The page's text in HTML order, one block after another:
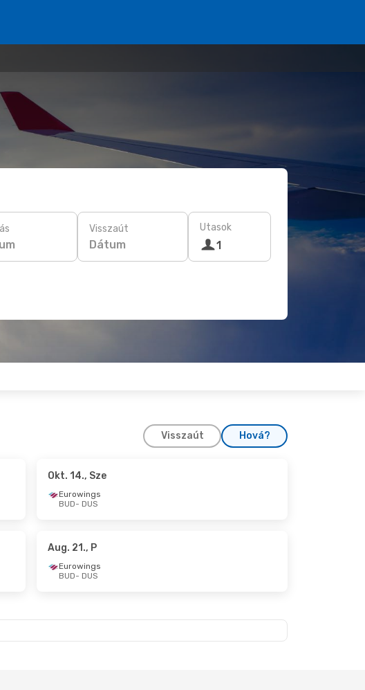
Visszaút
Dátum
Utasok
1
Visszaút Hová?
- Aug. 24., H
Okt. 14., Sze
Eurowings
BUD- DUS
Aug. 21., P
Eurowings
BUD- DUS